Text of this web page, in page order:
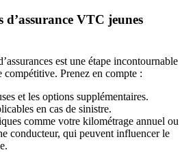
d’assurance VTC jeunes
est une étape incontournable
Prenez en compte :
et les options supplémentaires.
en cas de sinistre.
comme votre kilométrage annuel ou
conducteur, qui peuvent influencer le